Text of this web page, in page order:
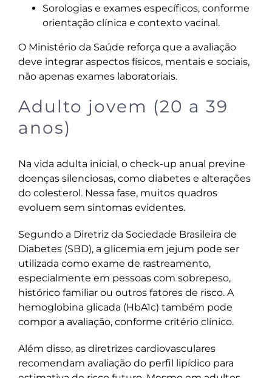
Sorologias e exames específicos, conforme
orientação clínica e contexto vacinal.
O Ministério da Saúde reforça que a avaliação
deve integrar aspectos físicos, mentais e sociais,
não apenas exames laboratoriais.
Adulto jovem (20 a 39
anos)
Na vida adulta inicial, o check-up anual previne
doenças silenciosas, como diabetes e alterações
do colesterol. Nessa fase, muitos quadros
evoluem sem sintomas evidentes.
Segundo a Diretriz da Sociedade Brasileira de
Diabetes (SBD), a glicemia em jejum pode ser
utilizada como exame de rastreamento,
especialmente em pessoas com sobrepeso,
histórico familiar ou outros fatores de risco. A
hemoglobina glicada (HbA1c) também pode
compor a avaliação, conforme critério clínico.
Além disso, as diretrizes cardiovasculares
recomendam avaliação do perfil lipídico para